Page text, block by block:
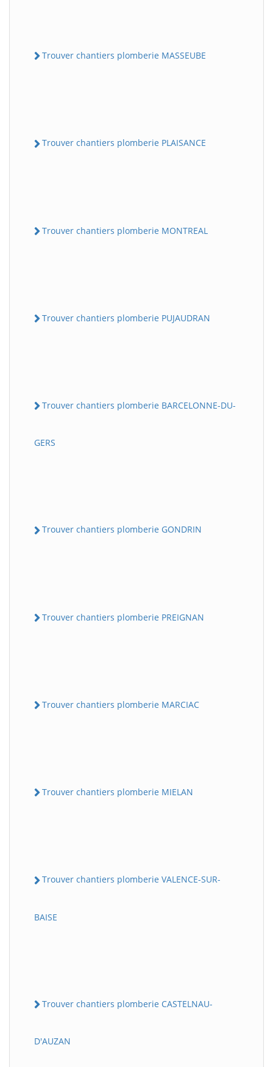
Trouver chantiers plomberie MASSEUBE
Trouver chantiers plomberie PLAISANCE
Trouver chantiers plomberie MONTREAL
Trouver chantiers plomberie PUJAUDRAN
Trouver chantiers plomberie BARCELONNE-DU-
GERS
Trouver chantiers plomberie GONDRIN
Trouver chantiers plomberie PREIGNAN
Trouver chantiers plomberie MARCIAC
Trouver chantiers plomberie MIELAN
Trouver chantiers plomberie VALENCE-SUR-
BAISE
Trouver chantiers plomberie CASTELNAU-
D'AUZAN